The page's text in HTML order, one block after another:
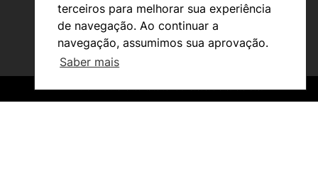
terceiros para melhorar sua experiência
de navegação. Ao continuar a
navegação, assumimos sua aprovação.
Saber mais
©2026 Instituto Politécnico de Coimbra. Todos os direitos reservados.
Núcleos de Investigação
Laboratório ROBOCORP
Publicações
Redes
Arquivo
©2026 Instituto Politécnico de Coimbra. Todos os direitos reservados.